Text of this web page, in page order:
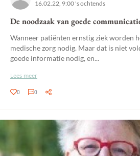
16.02.22, 9:00 's ochtends
De noodzaak van goede
Wanneer patiënten ernstig ziek worden
medische zorg nodig. Maar dat is niet
goede informatie nodig, en...
Lees meer
0 0